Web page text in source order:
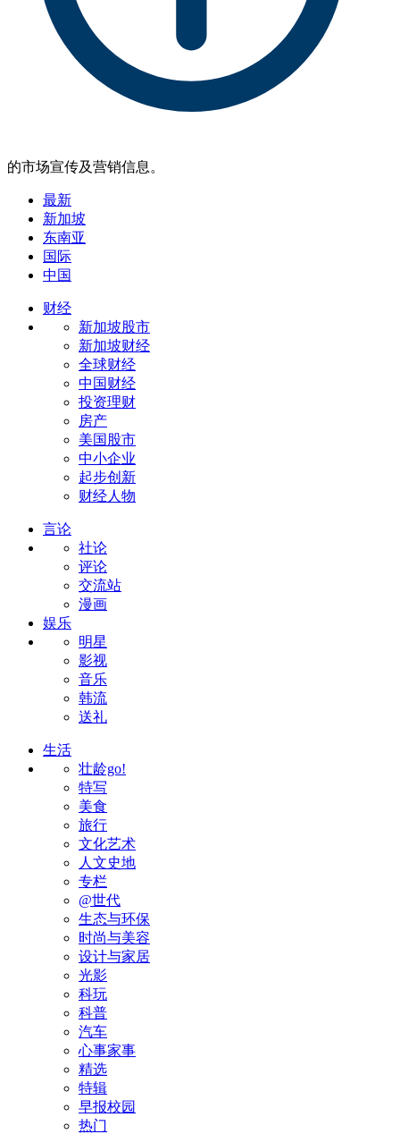
的市场宣传及营销信息。
最新
新加坡
东南亚
国际
中国
财经
新加坡股市
新加坡财经
全球财经
中国财经
投资理财
房产
美国股市
中小企业
起步创新
财经人物
言论
社论
评论
交流站
漫画
娱乐
明星
影视
音乐
韩流
送礼
生活
壮龄go!
特写
美食
旅行
文化艺术
人文史地
专栏
@世代
生态与环保
时尚与美容
设计与家居
光影
科玩
科普
汽车
心事家事
精选
特辑
早报校园
热门